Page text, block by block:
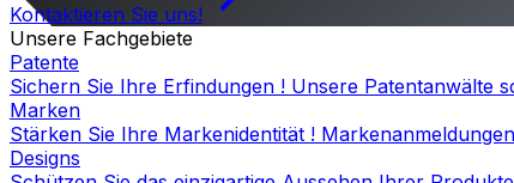
Kontaktieren Sie uns!
Unsere Fachgebiete
Patente
Sichern Sie Ihre Erfindungen ! Unsere Patentanwälte
Marken
Stärken Sie Ihre Markenidentität !
Designs